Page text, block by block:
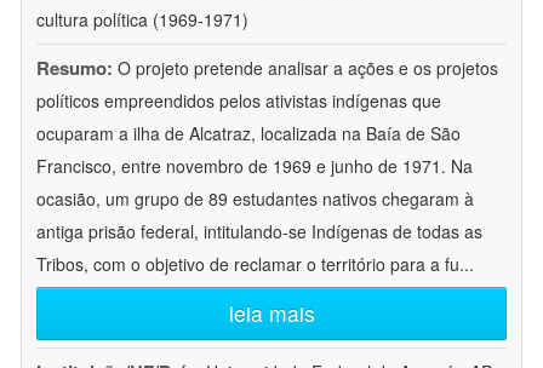
cultura política (1969-1971)
Resumo: O projeto pretende analisar a ações e os projetos
políticos empreendidos pelos ativistas indígenas que
ocuparam a ilha de Alcatraz, localizada na Baía de São
Francisco, entre novembro de 1969 e junho de 1971. Na
ocasião, um grupo de 89 estudantes nativos chegaram à
antiga prisão federal, intitulando-se Indígenas de todas as
Tribos, com o objetivo de reclamar o território para a fu...
leia mais